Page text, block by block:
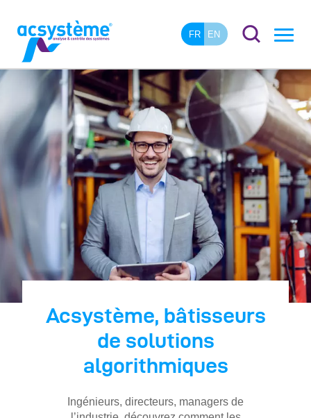
FR EN
Acsystème, bâtisseurs
de solutions
algorithmiques
Ingénieurs, directeurs, managers de